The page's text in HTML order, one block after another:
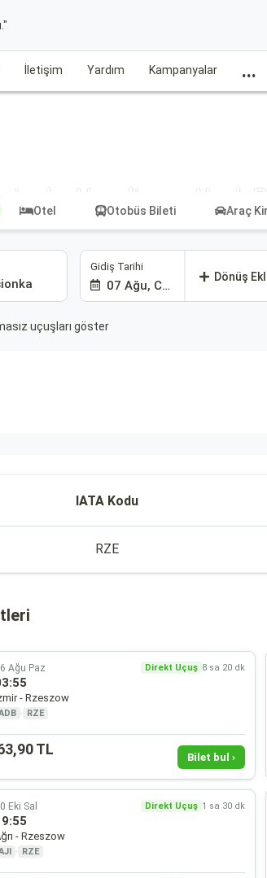
İletişim Yardım Kampanyalar ...
Havalimanı Uçak
Otel Otobüs Bileti Araç
Gidiş Tarihi
07 Ağu, Cum
Dönüş
uçuşları göster
IATA Kodu
RZE
Ağu Paz Direkt Uçuş 8 sa 20 dk
- Rzeszow
· RZE
TL Bilet bul ›
Eki Sal Direkt Uçuş 1 sa 30 dk
- Rzeszow
· RZE